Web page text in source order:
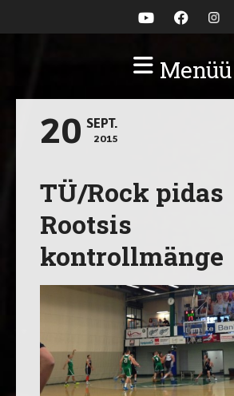
Menüü
20 SEPT.
2015
TÜ/Rock pidas
Rootsis
kontrollmänge